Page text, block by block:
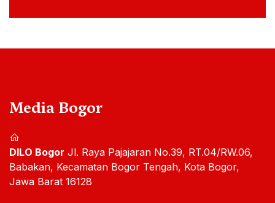
Media Bogor
DILO Bogor Jl. Raya Pajajaran No.39, RT.04/RW.06,
Babakan, Kecamatan Bogor Tengah, Kota Bogor,
Jawa Barat 16128